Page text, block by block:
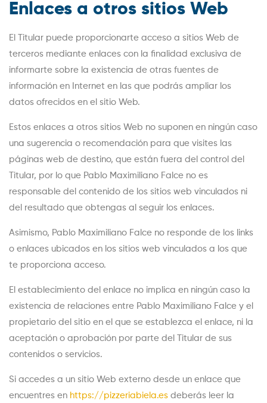
Enlaces a otros sitios Web
El Titular puede proporcionarte acceso a sitios Web de
terceros mediante enlaces con la finalidad exclusiva de
informarte sobre la existencia de otras fuentes de
información en Internet en las que podrás ampliar los
datos ofrecidos en el sitio Web.
Estos enlaces a otros sitios Web no suponen en ningún caso
una sugerencia o recomendación para que visites las
páginas web de destino, que están fuera del control del
Titular, por lo que Pablo Maximiliano Falce no es
responsable del contenido de los sitios web vinculados ni
del resultado que obtengas al seguir los enlaces.
Asimismo, Pablo Maximiliano Falce no responde de los links
o enlaces ubicados en los sitios web vinculados a los que
te proporciona acceso.
El establecimiento del enlace no implica en ningún caso la
existencia de relaciones entre Pablo Maximiliano Falce y el
propietario del sitio en el que se establezca el enlace, ni la
aceptación o aprobación por parte del Titular de sus
contenidos o servicios.
Si accedes a un sitio Web externo desde un enlace que
encuentres en https://pizzeriabiela.es deberás leer la